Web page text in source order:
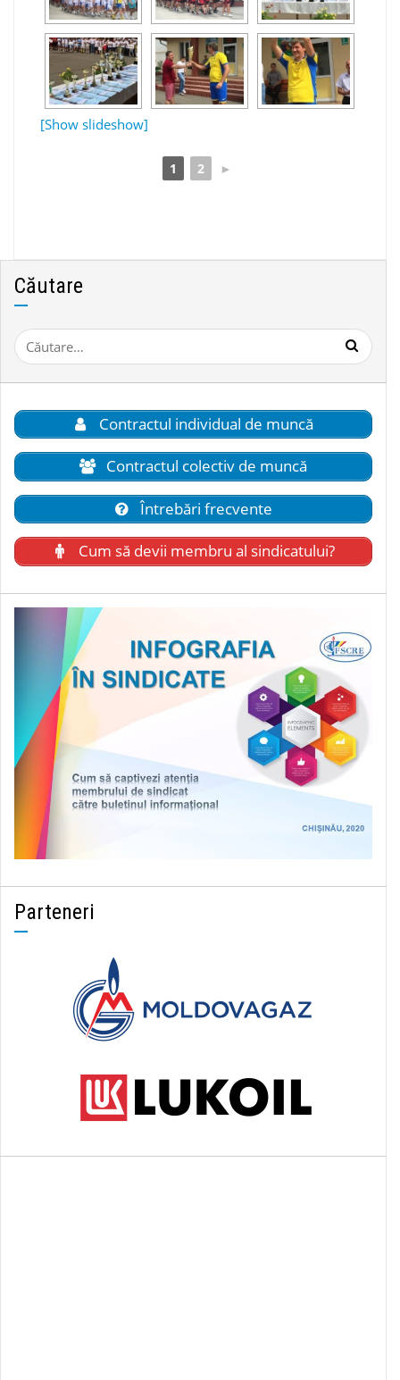
[Show slideshow]
1 2 ►
Căutare
Caută
după:
Contractul individual de muncă
Contractul colectiv de muncă
Întrebări frecvente
Cum să devii membru al sindicatului?
Parteneri